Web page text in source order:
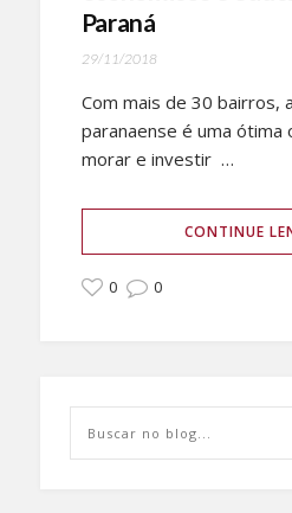
Paraná
29/11/2018
Com mais de 30 bairros,
paranaense é uma ótima
morar e investir …
CONTINUE
0 0